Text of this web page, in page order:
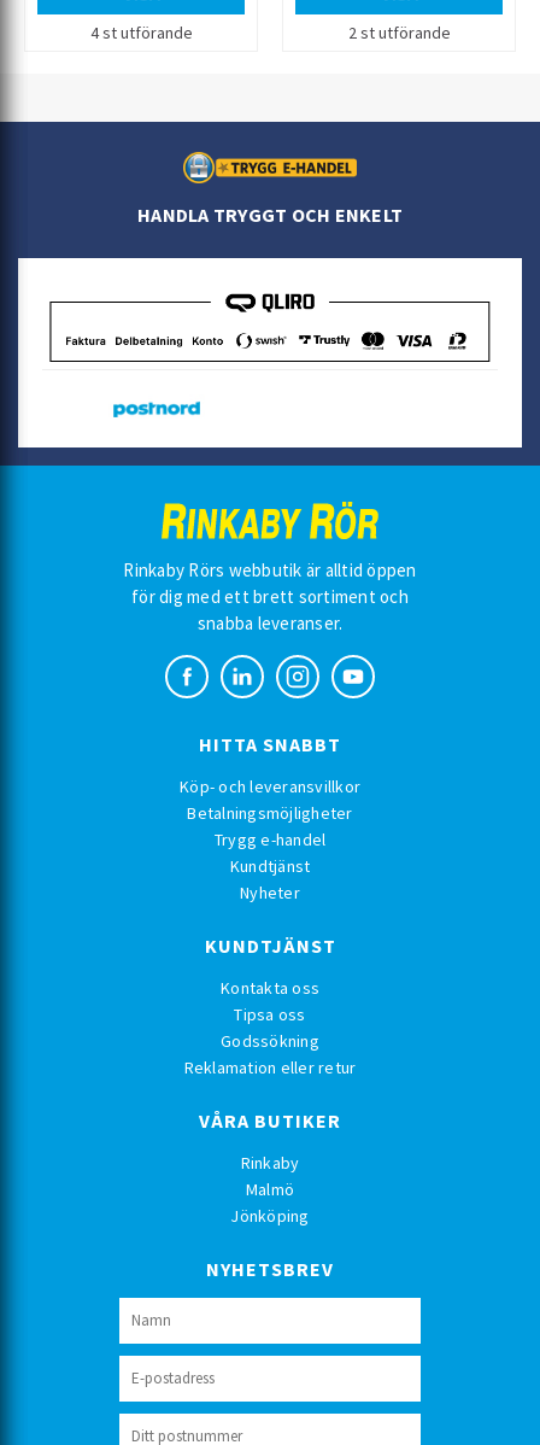
4 st utförande 2 st utförande
HANDLA TRYGGT OCH ENKELT
Rinkaby Rörs webbutik är alltid öppen
för dig med ett brett sortiment och
snabba leveranser.
HITTA SNABBT
Köp- och leveransvillkor
Betalningsmöjligheter
Trygg e-handel
Kundtjänst
Nyheter
KUNDTJÄNST
Kontakta oss
Tipsa oss
Godssökning
Reklamation eller retur
VÅRA BUTIKER
Rinkaby
Malmö
Jönköping
NYHETSBREV